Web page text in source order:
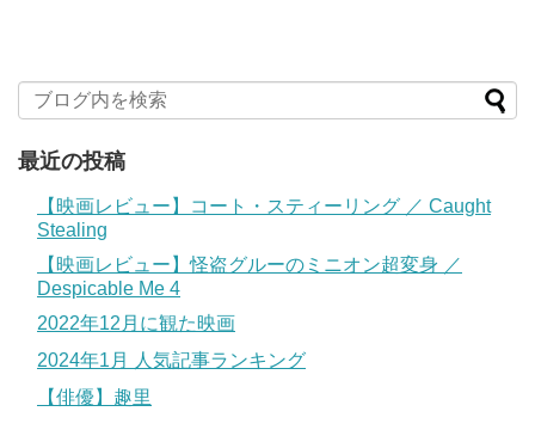
最近の投稿
【映画レビュー】コート・スティーリング ／ Caught
Stealing
【映画レビュー】怪盗グルーのミニオン超変身 ／
Despicable Me 4
2022年12月に観た映画
2024年1月 人気記事ランキング
【俳優】趣里